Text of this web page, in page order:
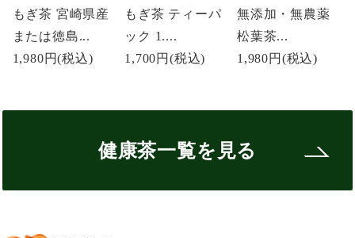
もぎ茶 宮崎県産
または徳島...
1,980円(税込)
もぎ茶 ティーパ
ック 1....
1,700円(税込)
無添加・無農薬
松葉茶...
1,980円 (税込)
健康茶一覧を見る